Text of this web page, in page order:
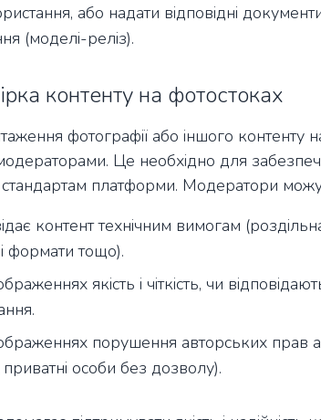
або надати відповідні
(моделі-реліз).
контенту на фотостоках
фотографії або іншого контенту
Це необхідно для
платформи. Модератори
контент технічним вимогам (роздільна
формати тощо).
якість і чіткість, чи
порушення авторських прав
особи без дозволу).